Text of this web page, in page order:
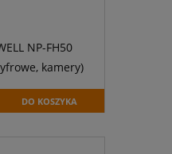
NP-FH50
kamery)
DO KOSZYKA